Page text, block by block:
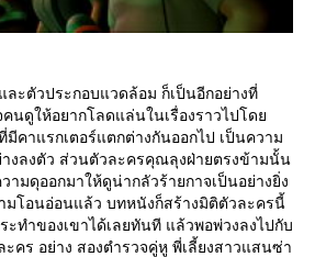
ะตัวประกอบแวดล้อม ก็เป็นอีกอย่างที่
คนดูให้อยากโลดแล่นในเรื่องราวไปโด
คาแรกเตอร์แตกต่างกันออกไป เป็นความ
งลงตัว ส่วนตัวละครคุณลุงฝ่ายตรงข้ามนั้น
ามดุออกมาให้ดูน่ากลัวร้ายกาจเป็นอย่างยิ่ง
มโอนอ่อนแล้ว บทหนังก็สร้างมิติตัวละครนี้
ทำของเขาได้เลยทันที แล้วพอพ่วงลงไปกับ
ะคร อย่าง สองตำรวจคู่หู พี่เลี้ยงสาวแสนซ่า